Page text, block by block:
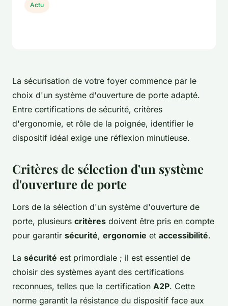
La sécurisation de votre foyer commence par le
choix d'un système d'ouverture de porte adapté.
Entre certifications de sécurité, critères
d'ergonomie, et rôle de la poignée, identifier le
dispositif idéal exige une réflexion minutieuse.
Critères de sélection d'un système
d'ouverture de porte
Lors de la sélection d'un système d'ouverture de
porte, plusieurs critères doivent être pris en compte
pour garantir sécurité, ergonomie et accessibilité.
La sécurité est primordiale ; il est essentiel de
choisir des systèmes ayant des certifications
reconnues, telles que la certification A2P. Cette
norme garantit la résistance du dispositif face aux
Actu